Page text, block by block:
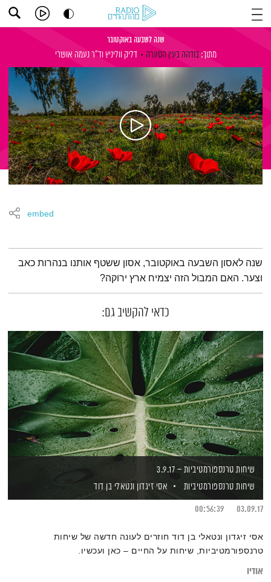
שנה לשבעה באוקטובר
מתוך: בודהה בעין הסערה דליק ווליניץ וד"ר נעמה אושרי
embed
תמצית הפודקאסט
שנה לאסון השבעה באוקטובר, אסון ששטף אותנו בנהרות כאב
וצער. האם המבול הזה יצמיח ארץ ירוקה?
כדאי להקשיב גם:
שיחות טרנספורמטיביות – 3.9.17
שיחות טרנספורמטיביות
אסי זיגדון ונטאלי בן דוד
03.09.17
00:56:39
אסי זיגדון ונטאלי בן דוד חוזרים לעונה חדשה של שיחות
טרנספורמטיביות, שיחות על החיים – כאן ועכשיו.
אודיו